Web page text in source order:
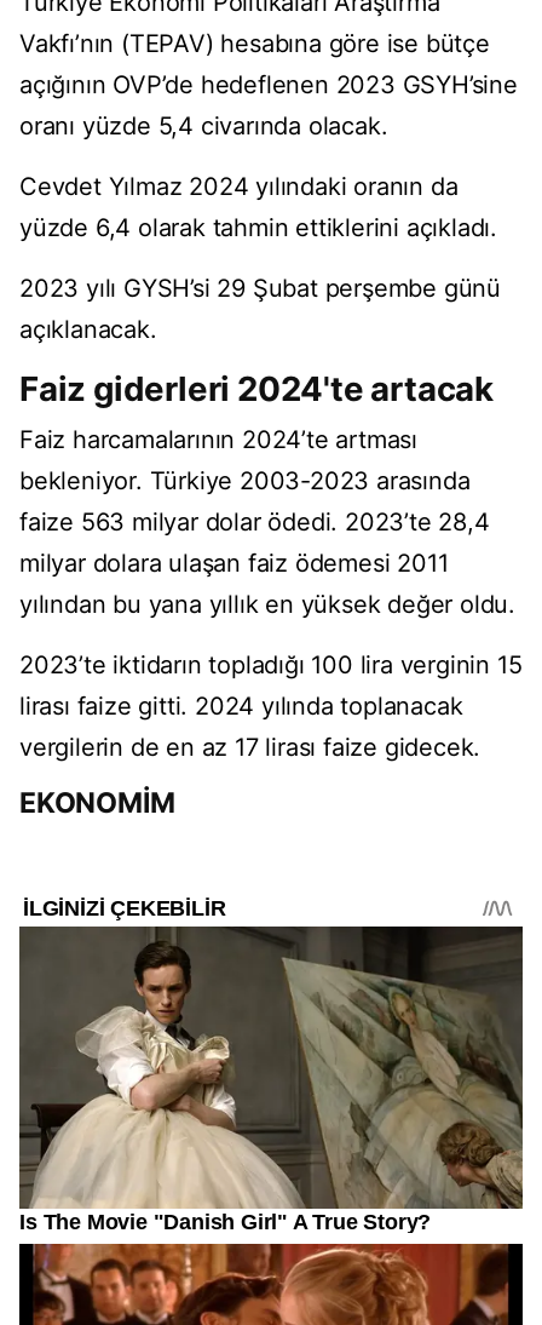
Vakfı’nın (TEPAV) hesabına göre ise bütçe
açığının OVP’de hedeflenen 2023 GSYH’sine
oranı yüzde 5,4 civarında olacak.
Cevdet Yılmaz 2024 yılındaki oranın da
yüzde 6,4 olarak tahmin ettiklerini açıkladı.
2023 yılı GYSH’si 29 Şubat perşembe günü
açıklanacak.
Faiz giderleri 2024'te artacak
Faiz harcamalarının 2024’te artması
bekleniyor. Türkiye 2003-2023 arasında
faize 563 milyar dolar ödedi. 2023’te 28,4
milyar dolara ulaşan faiz ödemesi 2011
yılından bu yana yıllık en yüksek değer oldu.
2023’te iktidarın topladığı 100 lira verginin 15
lirası faize gitti. 2024 yılında toplanacak
vergilerin de en az 17 lirası faize gidecek.
EKONOMİM